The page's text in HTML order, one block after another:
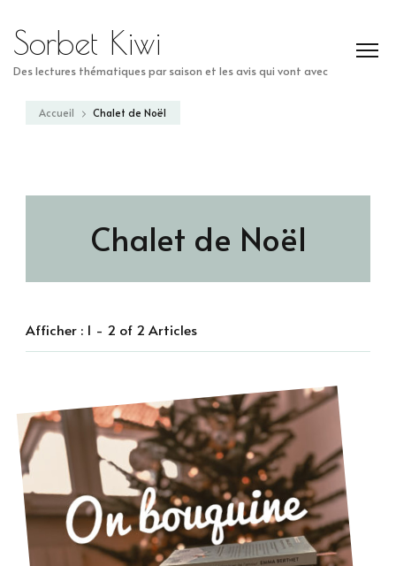
Sorbet Kiwi
Des lectures thématiques par saison et les avis qui vont avec
Accueil Chalet de Noël
Chalet de Noël
Afficher : 1 - 2 of 2 Articles